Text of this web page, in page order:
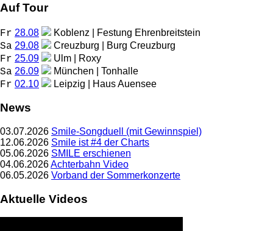
Auf Tour
Fr 28.08 Koblenz | Festung Ehrenbreitstein
Sa 29.08 Creuzburg | Burg Creuzburg
Fr 25.09 Ulm | Roxy
Sa 26.09 München | Tonhalle
Fr 02.10 Leipzig | Haus Auensee
News
03.07.2026 Smile-Songduell (mit Gewinnspiel)
12.06.2026 Smile ist #4 der Charts
05.06.2026 SMILE erschienen
04.06.2026Achterbahn Video
06.05.2026 Vorband der Sommerkonzerte
Aktuelle Videos